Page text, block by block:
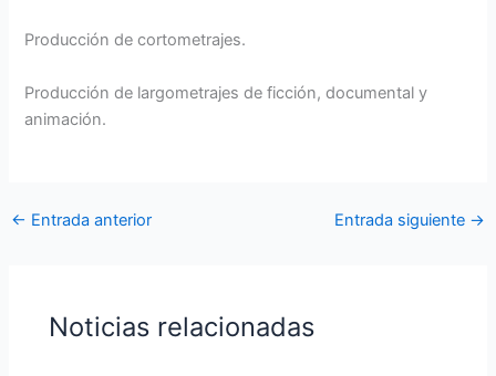
Producción de cortometrajes.
Producción de largometrajes de ficción, documental y
animación.
← Entrada anterior Entrada siguiente →
Noticias relacionadas